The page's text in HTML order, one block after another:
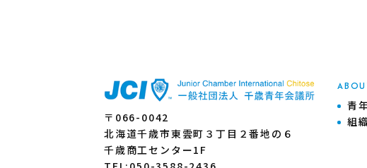
〒066-0042
北海道千歳市東雲町３丁目２番地の６
千歳商工センター1F
青
組